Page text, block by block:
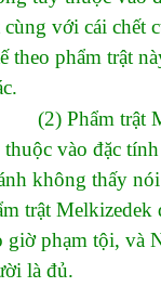
cùng với cái chết
theo phẩm trật
Phẩm trật
vào đặc
không thấy
trật
giờ phạm tội, và
là đủ.